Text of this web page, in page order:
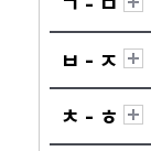
ㅂ - ㅈ
ㅊ - ㅎ